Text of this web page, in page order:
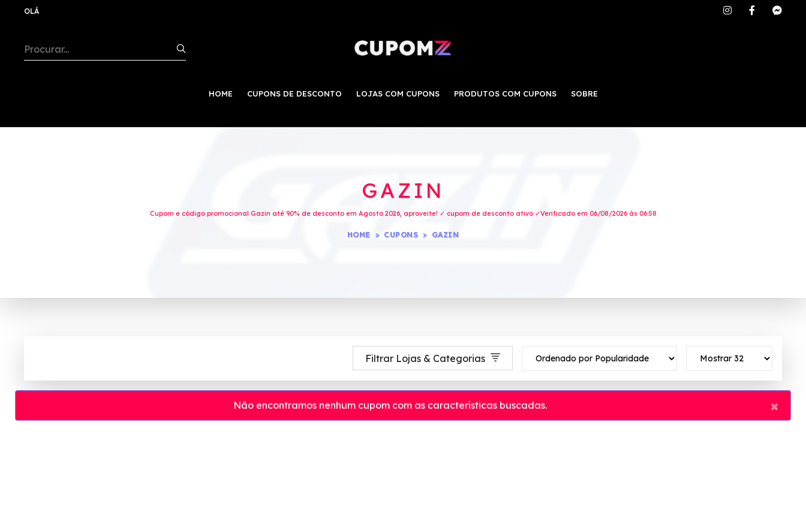
OLÁ
HOME CUPONS DE DESCONTO LOJAS COM CUPONS PRODUTOS COM CUPONS SOBRE
GAZIN
Cupom e código promocional Gazin até 90% de desconto em Agosto 2026, aproveite! ✓ cupom de desconto ativo ✓Verificado em 06/08/2026 às 06:58
HOME CUPONS GAZIN
Filtrar Lojas & Categorias
Não encontramos nenhum cupom com as características buscadas. ×